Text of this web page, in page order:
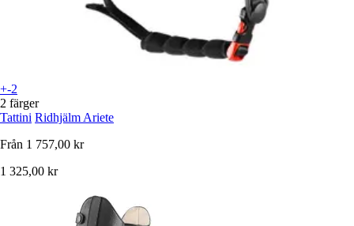
+-2
2 färger
Tattini Ridhjälm Ariete
Från 1 757,00 kr
1 325,00 kr